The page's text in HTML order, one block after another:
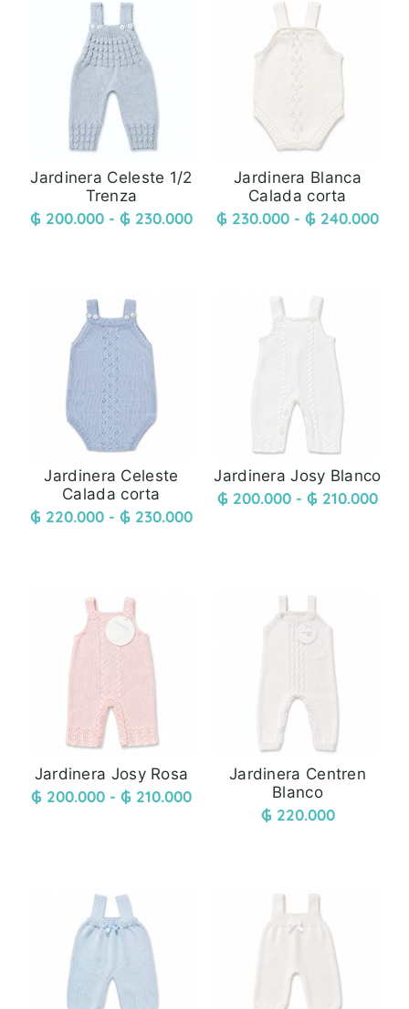
Jardinera Celeste 1/2
Trenza
₲ 200.000 - ₲ 230.000
Jardinera Blanca
Calada corta
₲ 230.000 - ₲ 240.000
Jardinera Celeste
Calada corta
₲ 220.000 - ₲ 230.000
Jardinera Josy Blanco
₲ 200.000 - ₲ 210.000
Jardinera Josy Rosa
₲ 200.000 - ₲ 210.000
Jardinera Centren
Blanco
₲ 220.000